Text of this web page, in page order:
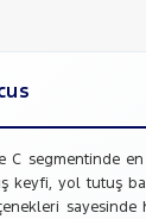
C segmentinde
keyfi, yol tutuş